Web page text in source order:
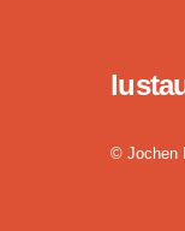
© Jochen